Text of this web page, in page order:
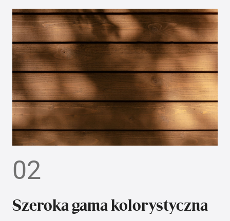
02
Szeroka gama kolorystyczna